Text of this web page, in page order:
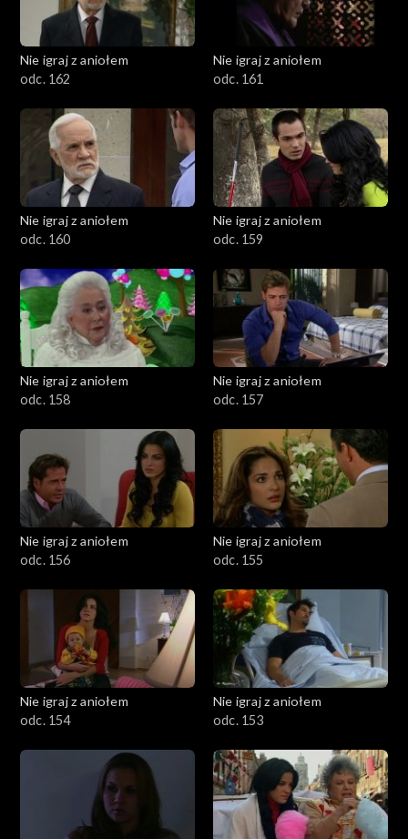
Nie igraj z aniołem
odc. 162
Nie igraj z aniołem
odc. 161
Nie igraj z aniołem
odc. 160
Nie igraj z aniołem
odc. 159
Nie igraj z aniołem
odc. 158
Nie igraj z aniołem
odc. 157
Nie igraj z aniołem
odc. 156
Nie igraj z aniołem
odc. 155
Nie igraj z aniołem
odc. 154
Nie igraj z aniołem
odc. 153